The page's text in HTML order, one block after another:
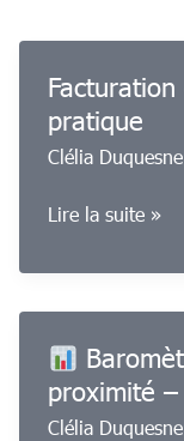
pratique
Clélia Duquesne
Facturation
:
guide
Lire la suite »
proximité
Clélia Duquesne